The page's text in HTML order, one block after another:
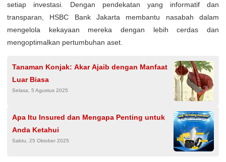
setiap investasi. Dengan pendekatan yang informatif dan
transparan, HSBC Bank Jakarta membantu nasabah dalam
mengelola kekayaan mereka dengan lebih cerdas dan
mengoptimalkan pertumbuhan aset.
Tanaman Konjak: Akar Ajaib dengan Manfaat
Luar Biasa
Selasa, 5 Agustus 2025
Apa Itu Insured dan Mengapa Penting untuk
Anda Ketahui
Sabtu, 25 Oktober 2025